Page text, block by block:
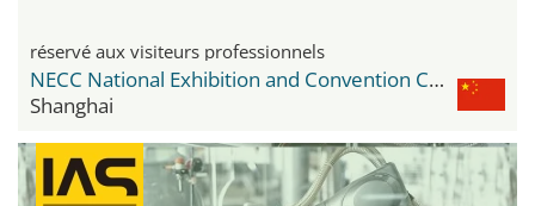
réservé aux visiteurs professionnels
NECC National Exhibition and Convention Center
Shanghai